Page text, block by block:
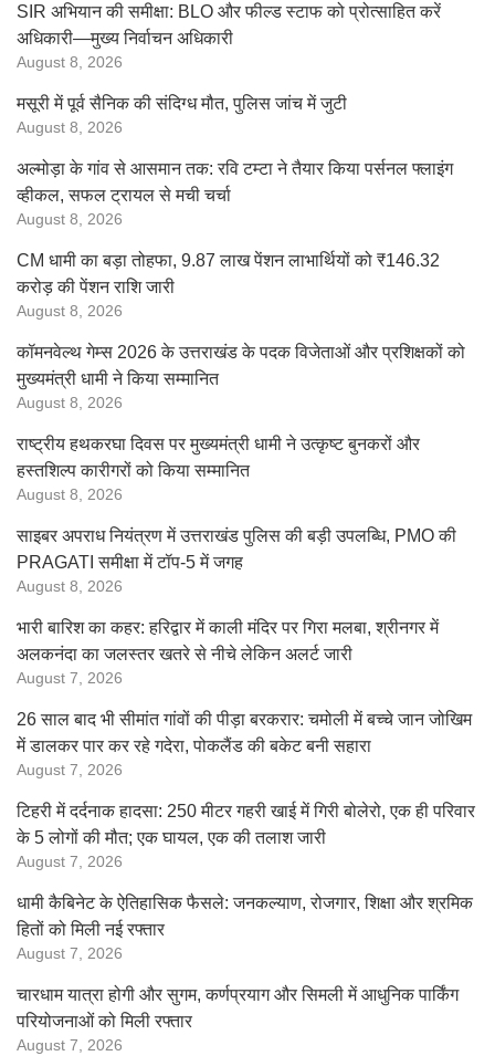
SIR अभियान की समीक्षा: BLO और फील्ड स्टाफ को प्रोत्साहित करें
अधिकारी—मुख्य निर्वाचन अधिकारी
August 8, 2026
मसूरी में पूर्व सैनिक की संदिग्ध मौत, पुलिस जांच में जुटी
August 8, 2026
अल्मोड़ा के गांव से आसमान तक: रवि टम्टा ने तैयार किया पर्सनल फ्लाइंग
व्हीकल, सफल ट्रायल से मची चर्चा
August 8, 2026
CM धामी का बड़ा तोहफा, 9.87 लाख पेंशन लाभार्थियों को ₹146.32
करोड़ की पेंशन राशि जारी
August 8, 2026
कॉमनवेल्थ गेम्स 2026 के उत्तराखंड के पदक विजेताओं और प्रशिक्षकों को
मुख्यमंत्री धामी ने किया सम्मानित
August 8, 2026
राष्ट्रीय हथकरघा दिवस पर मुख्यमंत्री धामी ने उत्कृष्ट बुनकरों और
हस्तशिल्प कारीगरों को किया सम्मानित
August 8, 2026
साइबर अपराध नियंत्रण में उत्तराखंड पुलिस की बड़ी उपलब्धि, PMO की
PRAGATI समीक्षा में टॉप-5 में जगह
August 8, 2026
भारी बारिश का कहर: हरिद्वार में काली मंदिर पर गिरा मलबा, श्रीनगर में
अलकनंदा का जलस्तर खतरे से नीचे लेकिन अलर्ट जारी
August 7, 2026
26 साल बाद भी सीमांत गांवों की पीड़ा बरकरार: चमोली में बच्चे जान जोखिम
में डालकर पार कर रहे गदेरा, पोकलैंड की बकेट बनी सहारा
August 7, 2026
टिहरी में दर्दनाक हादसा: 250 मीटर गहरी खाई में गिरी बोलेरो, एक ही परिवार
के 5 लोगों की मौत; एक घायल, एक की तलाश जारी
August 7, 2026
धामी कैबिनेट के ऐतिहासिक फैसले: जनकल्याण, रोजगार, शिक्षा और श्रमिक
हितों को मिली नई रफ्तार
August 7, 2026
चारधाम यात्रा होगी और सुगम, कर्णप्रयाग और सिमली में आधुनिक पार्किंग
परियोजनाओं को मिली रफ्तार
August 7, 2026